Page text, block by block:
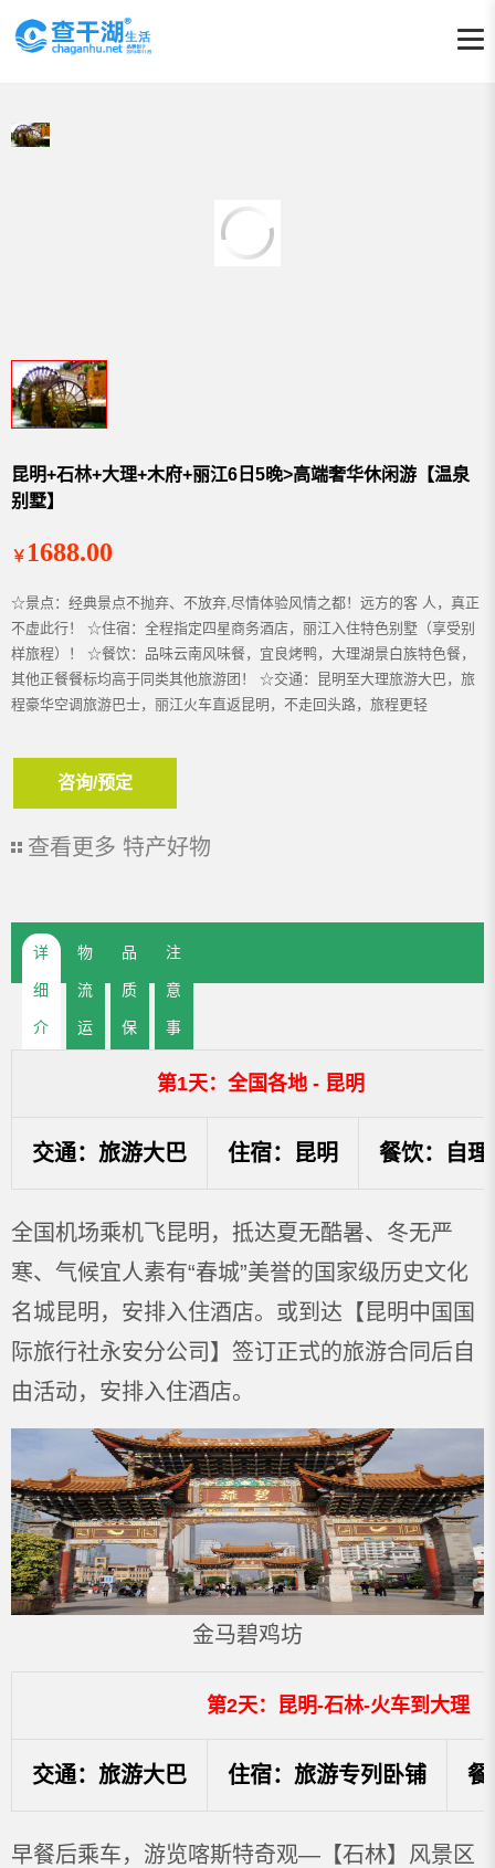
昆明+石林+大理+木府+丽江6日5晚>高端奢华休闲游【温泉
别墅】
￥ 1688.00
☆景点：经典景点不抛弃、不放弃,尽情体验风情之都！远方的客 人，真正
不虚此行！ ☆住宿：全程指定四星商务酒店，丽江入住特色别墅（享受别
样旅程）！ ☆餐饮：品味云南风味餐，宜良烤鸭，大理湖景白族特色餐，
其他正餐餐标均高于同类其他旅游团！ ☆交通：昆明至大理旅游大巴，旅
程豪华空调旅游巴士，丽江火车直返昆明，不走回头路，旅程更轻
咨询/预定
查看更多 特产好物
详
细
介
物
流
运
品
质
保
注
意
事
第1天：全国各地 - 昆明
交通：旅游大巴 住宿：昆明 餐饮：自理
全国机场乘机飞昆明，抵达夏无酷暑、冬无严
寒、气候宜人素有“春城”美誉的国家级历史文化
名城昆明，安排入住酒店。或到达【昆明中国国
际旅行社永安分公司】签订正式的旅游合同后自
由活动，安排入住酒店。
金马碧鸡坊
第2天：昆明-石林-火车到大理
交通：旅游大巴 住宿：旅游专列卧铺 餐
早餐后乘车，游览喀斯特奇观—【石林】风景区